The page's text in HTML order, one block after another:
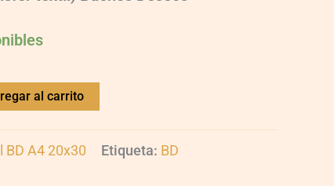
al carrito
BD A4 20x30 Etiqueta: BD